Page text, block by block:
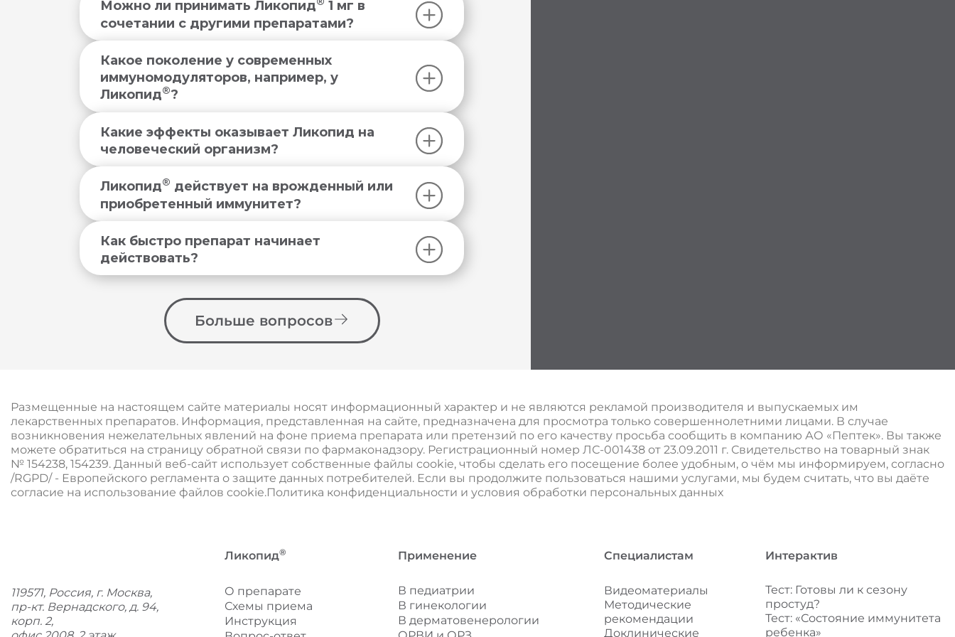
Можно ли принимать Ликопид
1 мг в
сочетании с другими препаратами?
Какое поколение у современных
иммуномодуляторов, например, у
Ликопид®?
Какие эффекты оказывает Ликопид на
человеческий организм?
®
Ликопид® действует на врожденный или
приобретенный иммунитет?
®
Как быстро препарат начинает
действовать?
Больше вопросов
Размещенные на настоящем сайте материалы носят информационный характер и не являются рекламой производителя и выпускаемых им
лекарственных препаратов. Информация, представленная на сайте, предназначена для просмотра только совершеннолетними лицами. В случае
возникновения нежелательных явлений на фоне приема препарата или претензий по его качеству просьба сообщить в компанию АО «Пептек». Вы также
можете обратиться на страницу обратной связи по фармаконадзору. Регистрационный номер ЛС-001438 от 23.09.2011 г. ​​​​​​Свидетельство на товарный знак
№ 154238, 154239. Данный веб-сайт использует собственные файлы cookie, чтобы сделать его посещение более удобным, о чём мы информируем, согласно
/RGPD/ - Европейского регламента о защите данных потребителей. Если вы продолжите пользоваться нашими услугами, мы будем считать, что вы даёте
согласие на использование файлов cookie.Политика конфиденциальности и условия обработки персональных данных
119571, Россия, г. Москва,
пр-кт. Вернадского, д. 94,
корп. 2,
Ликопид®
О препарате
Схемы приема
Инструкция
Применение
В педиатрии
В гинекологии
В дерматовенерологии
Специалистам
Видеоматериалы
Методические
рекомендации
Доклинические
Интерактив
Тест: Готовы ли к сезону
простуд?
Тест: «Состояние иммунитета
ребенка»
Выбрать аптеку